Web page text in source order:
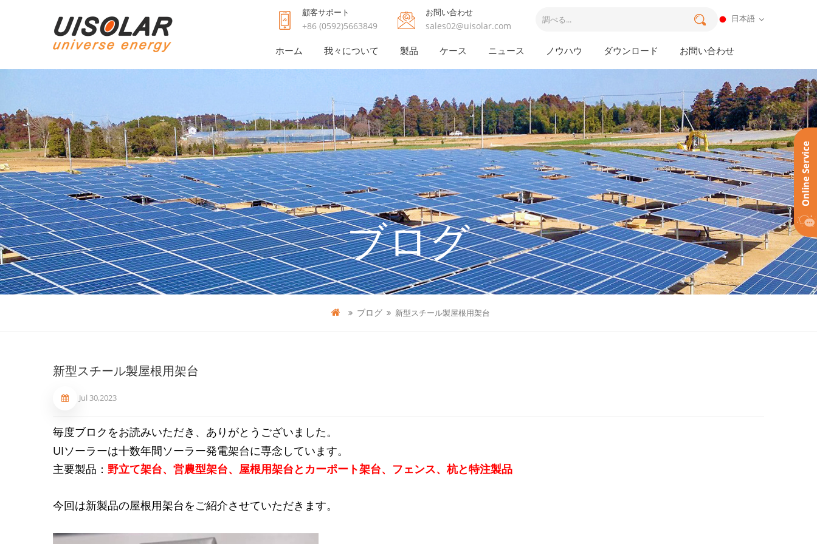
顧客サポート
+86 (0592)5663849
お問い合わせ
sales02@uisolar.com
日本語
ホーム 我々について 製品 ケース ニュース ノウハウ ダウンロード お問い合わせ
ブログ
ブログ 新型スチール製屋根用架台
新型スチール製屋根用架台
Jul 30,2023
毎度ブロクをお読みいただき、ありがとうございました。
UIソーラーは十数年間ソーラー発電架台に専念しています。
主要製品： 野立て架台、営農型架台、屋根用架台とカーポート架台、フェンス、杭と特注製品
今回は新製品の屋根用架台をご紹介させていただきます。